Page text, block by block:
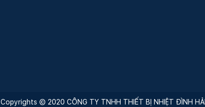
Copyrights © 2020 CÔNG TY TNHH THIẾT BỊ NHIỆT ĐÌNH HẢI